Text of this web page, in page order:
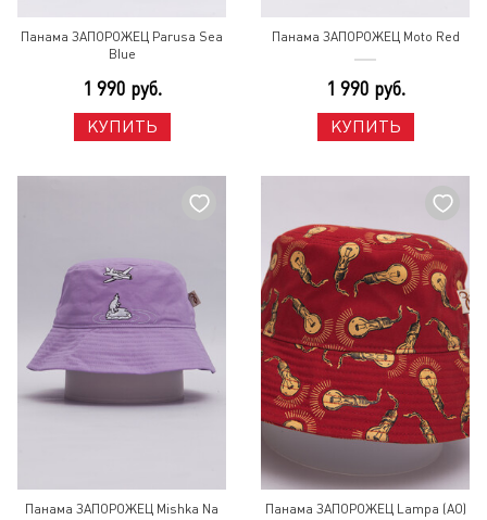
Панама ЗАПОРОЖЕЦ Parusa Sea
Blue
1 990 руб.
КУПИТЬ
Панама ЗАПОРОЖЕЦ Moto Red
1 990 руб.
КУПИТЬ
Панама ЗАПОРОЖЕЦ Mishka Na
Панама ЗАПОРОЖЕЦ Lampa (AO)